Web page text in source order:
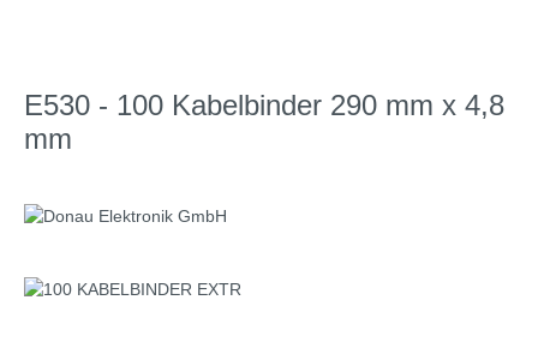
E530 - 100 Kabelbinder 290 mm x 4,8
mm
Bildergalerie überspringen